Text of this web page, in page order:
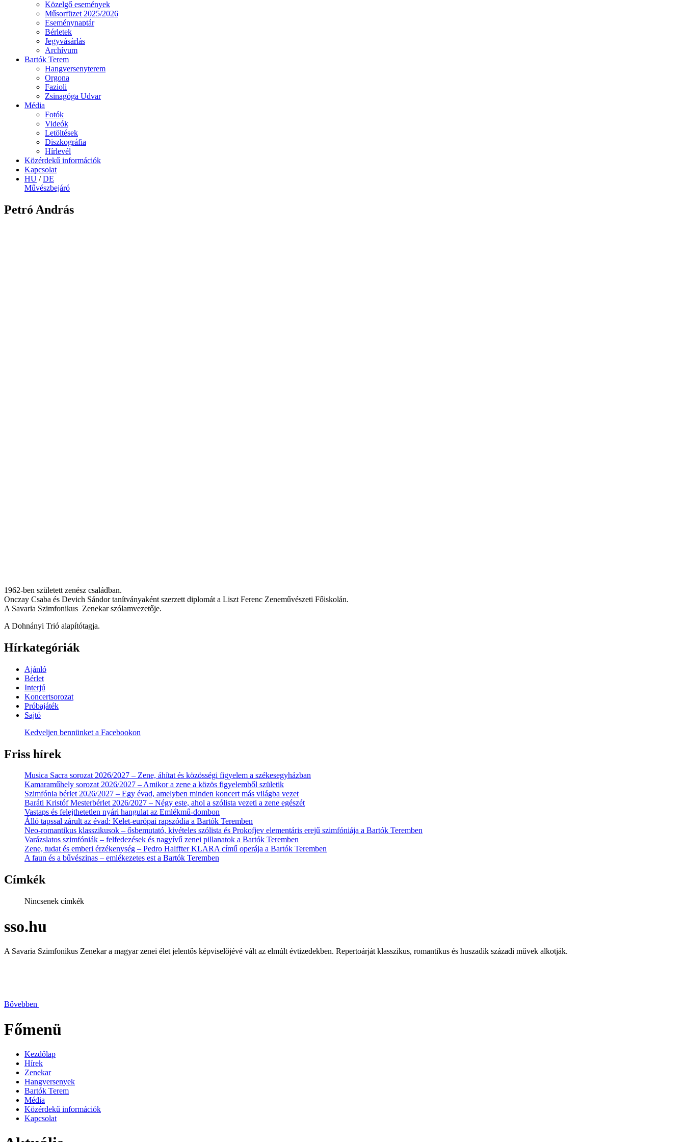
Közelgő események
Műsorfüzet 2025/2026
Eseménynaptár
Bérletek
Jegyvásárlás
Archívum
Bartók Terem
Hangversenyterem
Orgona
Fazioli
Zsinagóga Udvar
Média
Fotók
Videók
Letöltések
Diszkográfia
Hírlevél
Közérdekű információk
Kapcsolat
HU / DE
Művészbejáró
Petró András
1962-ben született zenész családban.
Onczay Csaba és Devich Sándor tanítványaként szerzett diplomát a Liszt Ferenc Zeneművészeti Főiskolán.
A Savaria Szimfonikus Zenekar szólamvezetője.
A Dohnányi Trió alapítótagja.
Hírkategóriák
Ajánló
Bérlet
Interjú
Koncertsorozat
Próbajáték
Sajtó
Kedveljen bennünket a Facebookon
Friss hírek
Musica Sacra sorozat 2026/2027 – Zene, áhítat és közösségi figyelem a székesegyházban
Kamaraműhely sorozat 2026/2027 – Amikor a zene a közös figyelemből születik
Szimfónia bérlet 2026/2027 – Egy évad, amelyben minden koncert más világba vezet
Baráti Kristóf Mesterbérlet 2026/2027 – Négy este, ahol a szólista vezeti a zene egészét
Vastaps és felejthetetlen nyári hangulat az Emlékmű-dombon
Álló tapssal zárult az évad: Kelet-európai rapszódia a Bartók Teremben
Neo-romantikus klasszikusok – ősbemutató, kivételes szólista és Prokofjev elementáris erejű szimfóniája a Bartók Teremben
Varázslatos szimfóniák – felfedezések és nagyívű zenei pillanatok a Bartók Teremben
Zene, tudat és emberi érzékenység – Pedro Halffter KLARA című operája a Bartók Teremben
A faun és a bűvészinas – emlékezetes est a Bartók Teremben
Címkék
Nincsenek címkék
sso.hu
A Savaria Szimfonikus Zenekar a magyar zenei élet jelentős képviselőjévé vált az elmúlt évtizedekben. Repertoárját klasszikus, romantikus és huszadik századi művek alkotják.
Bővebben
Főmenü
Kezdőlap
Hírek
Zenekar
Hangversenyek
Bartók Terem
Média
Közérdekű információk
Kapcsolat